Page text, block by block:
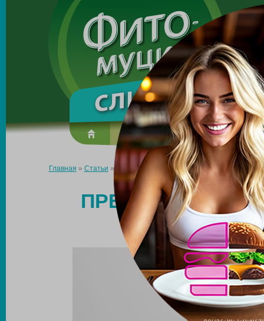
Made in the UK
О препарате Усиль эффект
Главная » Статьи »Препараты для чистки кишечника и
ПРЕПАРАТЫ ДЛЯ